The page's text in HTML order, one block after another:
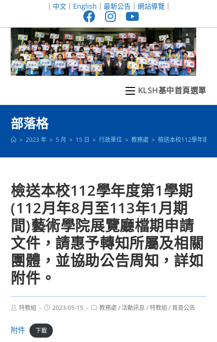
至
｜ 中文｜ English ｜ 最新公告｜ 網站導覽｜
KLSH基中首頁選單
部落格
> 2023 年 > 5 月 > 15 日 > 行政單位 > 教務處 > 檢送本校112學年度
檢送本校112學年度第1學期
(112月年8月至113年1月期
間)藝術學院展覽廳檔期申請
文件，請惠予轉知所屬及相關
團體，並協助公告周知，詳如
附件。
Post特教組
Post2023-05-15
Post教務處 / 活動訊息 / 特教組 / 首頁公告
附件 下載